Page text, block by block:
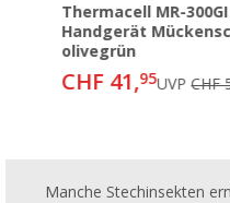
Thermacell MR-
Handgerät
olivegrün
CHF 41,95UVPCHF
Manche Stechinsekten